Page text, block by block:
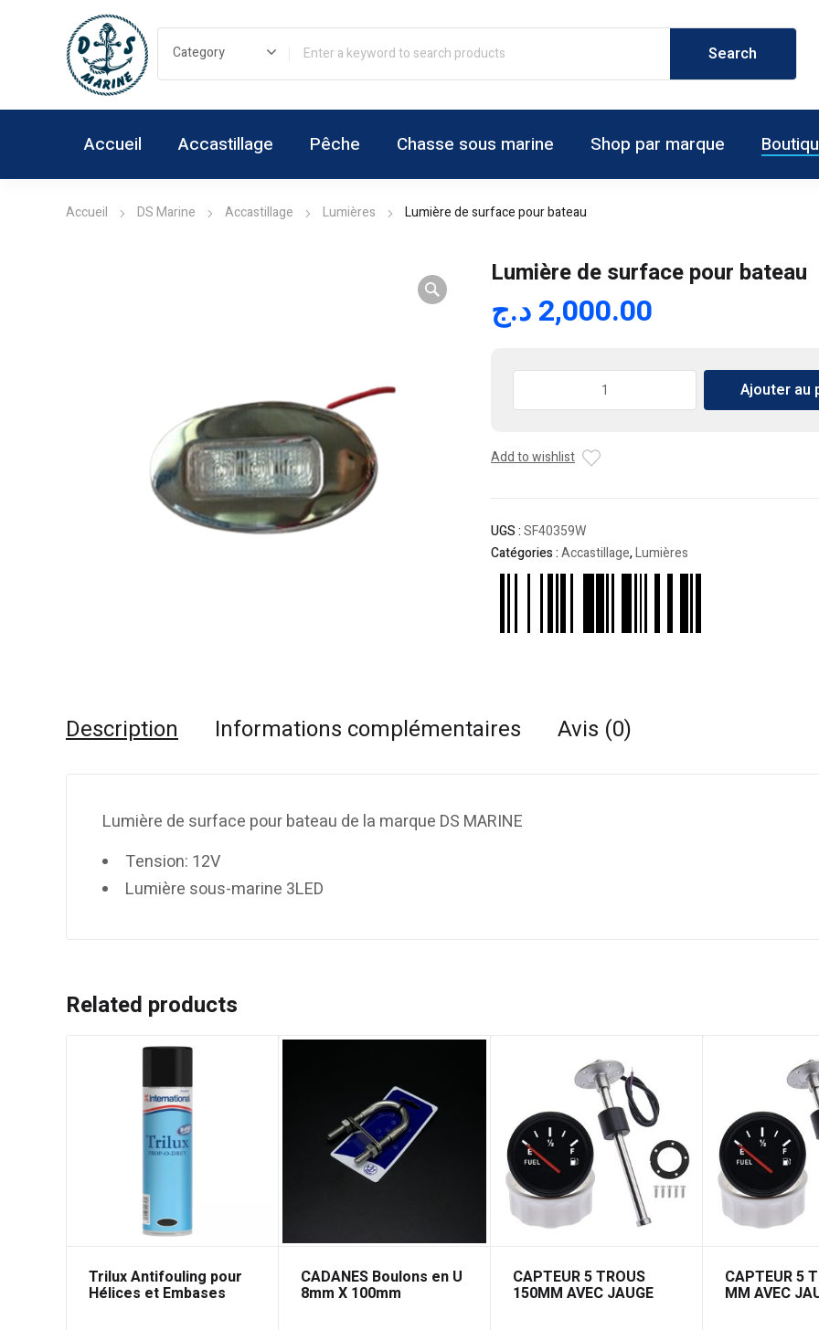
Accueil Accastillage Pêche Chasse sous marine Shop par marque
Accueil DS Marine Accastillage Lumières Lumière de surface pour bateau
Lumière de surface pour bateau
2,000.00د.ج
surface
Ajouter au
Add to wishlist
UGS :SF40359W
Catégories :Accastillage,Lumières
Description Informations complémentaires Avis (0)
Lumière de surface pour bateau de la marque DS MARINE
Tension: 12V
Lumière sous-marine 3LED
Related products
Trilux Antifouling pour
Hélices et Embases
CADANES Boulons en U
8mm X 100mm
CAPTEUR 5 TROUS
150MM AVEC JAUGE
CAPTEUR 5
MM AVEC